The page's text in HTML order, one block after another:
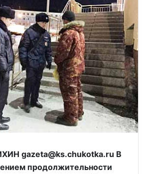
gazeta@ks.chukotka.ru В
продолжительности